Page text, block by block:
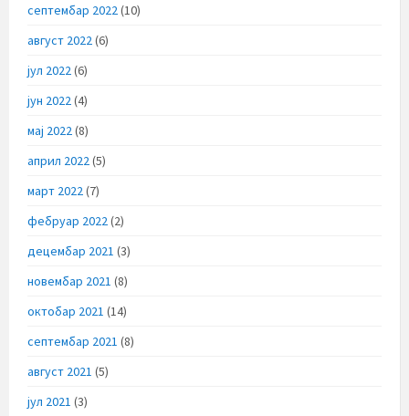
септембар 2022(10)
август 2022(6)
јул 2022(6)
јун 2022(4)
мај 2022(8)
април 2022(5)
март 2022(7)
фебруар 2022(2)
децембар 2021 (3)
новембар 2021 (8)
октобар 2021 (14)
септембар 2021 (8)
август 2021 (5)
јул 2021 (3)